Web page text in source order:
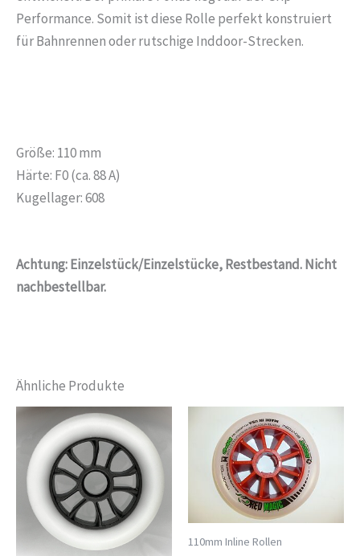
Performance. Somit ist diese Rolle perfekt konstruiert
für Bahnrennen oder rutschige Inddoor-Strecken.
Größe: 110 mm
Härte: F0 (ca. 88 A)
Kugellager: 608
Achtung: Einzelstück/Einzelstücke, Restbestand. Nicht
nachbestellbar.
Ähnliche Produkte
110mm Inline Rollen